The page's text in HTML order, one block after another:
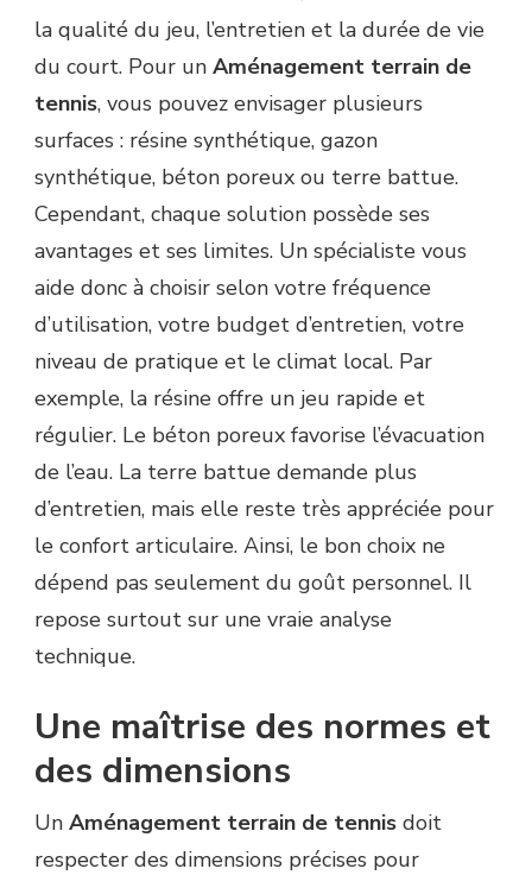
la qualité du jeu, l’entretien et la durée de vie
du court. Pour un Aménagement terrain de
tennis, vous pouvez envisager plusieurs
surfaces : résine synthétique, gazon
synthétique, béton poreux ou terre battue.
Cependant, chaque solution possède ses
avantages et ses limites. Un spécialiste vous
aide donc à choisir selon votre fréquence
d’utilisation, votre budget d’entretien, votre
niveau de pratique et le climat local. Par
exemple, la résine offre un jeu rapide et
régulier. Le béton poreux favorise l’évacuation
de l’eau. La terre battue demande plus
d’entretien, mais elle reste très appréciée pour
le confort articulaire. Ainsi, le bon choix ne
dépend pas seulement du goût personnel. Il
repose surtout sur une vraie analyse
technique.
Une maîtrise des normes et
des dimensions
Un Aménagement terrain de tennis doit
respecter des dimensions précises pour